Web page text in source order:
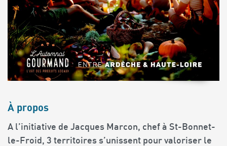
À propos
A l’initiative de Jacques Marcon, chef à St-Bonnet-
le-Froid, 3 territoires s’unissent pour valoriser le